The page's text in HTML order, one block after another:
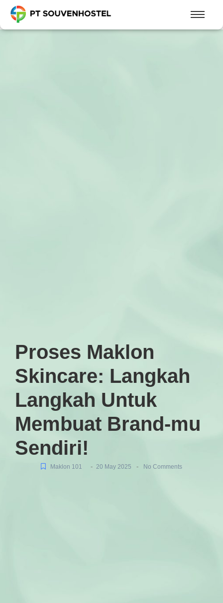
Proses Maklon
Skincare: Langkah
Langkah Untuk
Membuat Brand-mu
Sendiri!
Maklon 101 - 20 May 2025 - No Comments